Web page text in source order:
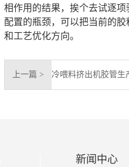
相作用的结果，挨个去试逐
配置的瓶颈，可以把当前的
和工艺优化方向。
上一篇 >
新闻中心